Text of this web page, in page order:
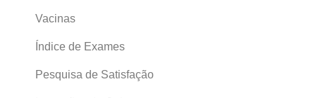
Vacinas
Índice de Exames
Pesquisa de Satisfação